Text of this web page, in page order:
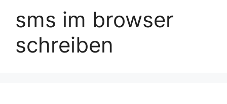
sms im browser
schreiben